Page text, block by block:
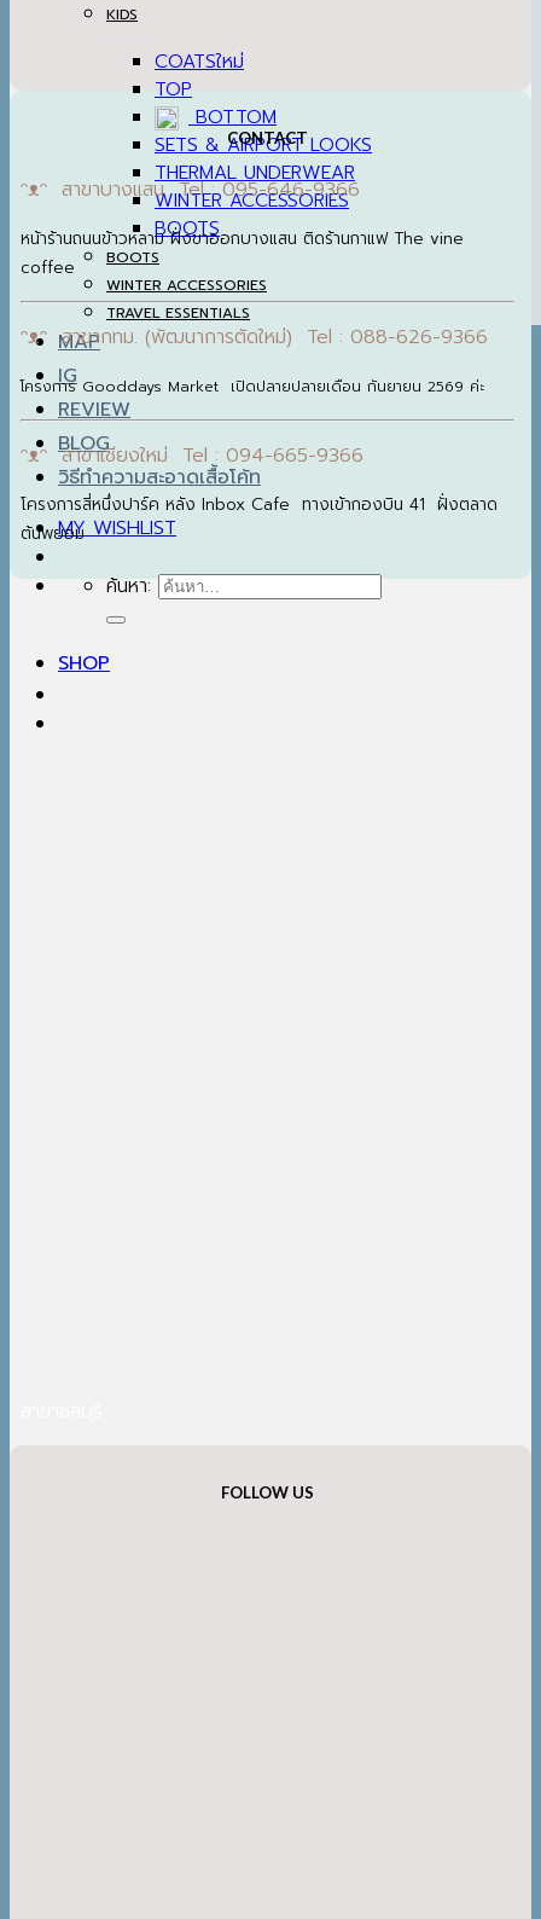
KIDS
COATS
TOP
BOTTOM
SETS & AIRPORT LOOKS
THERMAL UNDERWEAR
WINTER ACCESSORIES
BOOTS
BOOTS
WINTER ACCESSORIES
TRAVEL ESSENTIALS
MAP
IG
REVIEW
BLOG
วิธีทำความสะอาดเสื้อโค้ท
MY WISHLIST
ค้นหา:
SHOP
CONTACT
ᵔᴥᵔ สาขาบางแสน Tel : 095-646-9366
หน้าร้านถนนข้าวหลาม ฝั่งขาออกบางแสน ติดร้านกาแฟ The vine
coffee
ᵔᴥᵔ สาขากทม. (พัฒนาการตัดใหม่) Tel : 088-626-9366
โครงการ Gooddays Market เปิดปลายปลายเดือน กันยายน 2569 ค่ะ
ᵔᴥᵔ สาขาเชียงใหม่ Tel : 094-665-9366
โครงการสี่หนึ่งปาร์ค หลัง Inbox Cafe ทางเข้ากองบิน 41 ฝั่งตลาด
ต้นพยอม
FOLLOW US